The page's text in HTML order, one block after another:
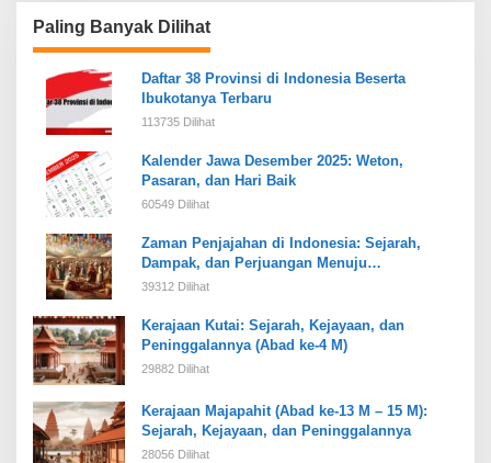
Paling Banyak Dilihat
Daftar 38 Provinsi di Indonesia Beserta
Ibukotanya Terbaru
113735 Dilihat
Kalender Jawa Desember 2025: Weton,
Pasaran, dan Hari Baik
60549 Dilihat
Zaman Penjajahan di Indonesia: Sejarah,
Dampak, dan Perjuangan Menuju
Kemerdekaan
39312 Dilihat
Kerajaan Kutai: Sejarah, Kejayaan, dan
Peninggalannya (Abad ke-4 M)
29882 Dilihat
Kerajaan Majapahit (Abad ke-13 M – 15 M):
Sejarah, Kejayaan, dan Peninggalannya
28056 Dilihat